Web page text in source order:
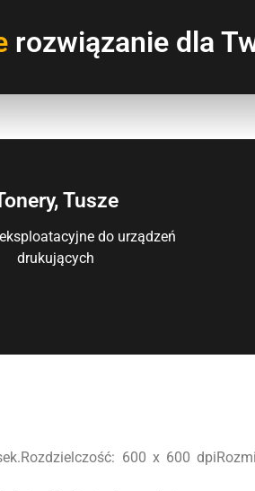
rozwiązanie dla
Tusze
do urządzeń
drukujących
600 x 600